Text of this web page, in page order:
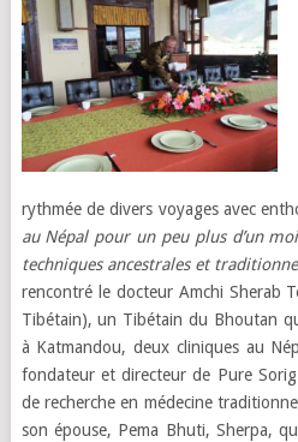
rythmée de divers voyages avec
au Népal pour un peu plus d’un
techniques ancestrales et
rencontré le docteur Amchi Sherab
Tibétain), un Tibétain du Bhoutan
à Katmandou, deux cliniques au
fondateur et directeur de Pure
de recherche en médecine
son épouse, Pema Bhuti, Sherpa,